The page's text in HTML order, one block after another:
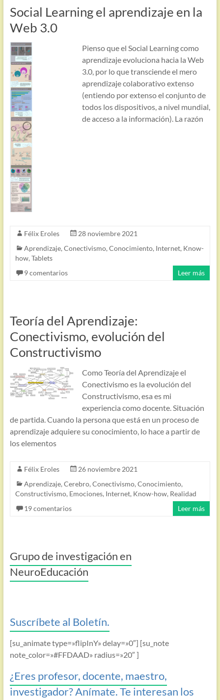
Social Learning el aprendizaje en la
Web 3.0
Pienso que el Social Learning como
aprendizaje evoluciona hacia la Web
3.0, por lo que transciende el mero
aprendizaje colaborativo extenso
(entiendo por extenso el conjunto de
todos los dispositivos, a nivel mundial,
de acceso a la información). La razón
Félix Eroles
28 noviembre 2021
Aprendizaje, Conectivismo, Conocimiento, Internet, Know-
how, Tablets
9 comentarios
Leer más
Teoría del Aprendizaje:
Conectivismo, evolución del
Constructivismo
Como Teoría del Aprendizaje el
Conectivismo es la evolución del
Constructivismo, esa es mi
experiencia como docente. Situación
de partida. Cuando la persona que está en un proceso de
aprendizaje adquiere su conocimiento, lo hace a partir de
los elementos
Félix Eroles
26 noviembre 2021
Aprendizaje, Cerebro, Conectivismo, Conocimiento,
Constructivismo, Emociones, Internet, Know-how, Realidad
19 comentarios
Leer más
Grupo de investigación en
NeuroEducación
Suscríbete al Boletín.
[su_animate type=»flipInY» delay=»0″] [su_note
note_color=»#FFDAAD» radius=»20″ ]
¿Eres profesor, docente, maestro,
investigador? Anímate. Te interesan los